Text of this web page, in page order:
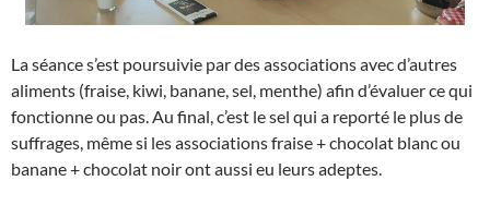
La séance s’est poursuivie par des associations avec d’autres
aliments (fraise, kiwi, banane, sel, menthe) afin d’évaluer ce qui
fonctionne ou pas. Au final, c’est le sel qui a reporté le plus de
suffrages, même si les associations fraise + chocolat blanc ou
banane + chocolat noir ont aussi eu leurs adeptes.